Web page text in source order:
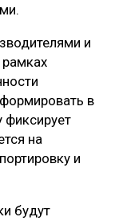
и
рамках
в
фиксирует
на
и
будут